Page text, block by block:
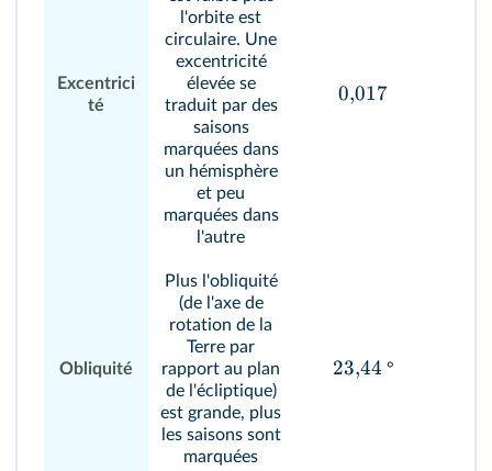
Excentrici
té
l'orbite est
circulaire. Une
excentricité
élevée se
traduit par des
saisons
marquées dans
un hémisphère
et peu
marquées dans
l'autre
0,017
Obliquité
Plus l'obliquité
(de l'axe de
rotation de la
Terre par
rapport au plan
de l'écliptique)
est grande, plus
les saisons sont
marquées
23,44 °